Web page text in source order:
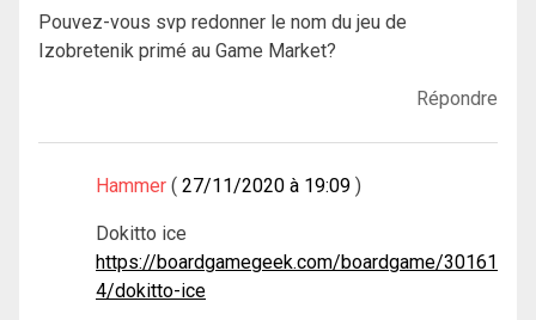
Pouvez-vous svp redonner le nom du jeu de
Izobretenik primé au Game Market?
Répondre
Hammer 27/11/2020 à 19:09
Dokitto ice
https://boardgamegeek.com/boardgame/30161
4/dokitto-ice